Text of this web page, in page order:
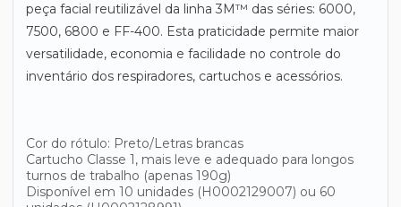
peça facial reutilizável da linha 3M™ das séries: 6000,
7500, 6800 e FF-400. Esta praticidade permite maior
versatilidade, economia e facilidade no controle do
inventário dos respiradores, cartuchos e acessórios.
Cor do rótulo: Preto/Letras brancas
Cartucho Classe 1, mais leve e adequado para longos
turnos de trabalho (apenas 190g)
Disponível em 10 unidades (H0002129007) ou 60